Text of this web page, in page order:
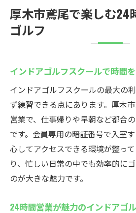
指す
厚木のゴルフ愛好家に選
インドアゴルフスクール
る理由
Caddyの最新シミュレー
説
厚木で人気のインドアゴ
徴
世界中のコースを体感で
厚木市鳶尾で楽しむ24
ゴルフ
インドアゴルフスクールで時間
インドアゴルフスクールの最大の
ず練習できる点にあります。厚木市
営業で、仕事帰りや早朝など都合
です。会員専用の暗証番号で入室
心してアクセスできる環境が整っ
り、忙しい日常の中でも効率的に
のが大きな魅力です。
24時間営業が魅力のインドアゴ